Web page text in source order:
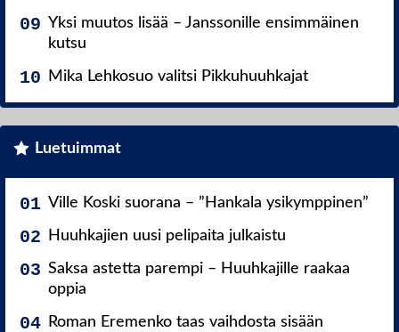
Yksi muutos lisää – Janssonille ensimmäinen
kutsu
Mika Lehkosuo valitsi Pikkuhuuhkajat
Luetuimmat
Ville Koski suorana – ”Hankala ysikymppinen”
Huuhkajien uusi pelipaita julkaistu
Saksa astetta parempi – Huuhkajille raakaa
oppia
Roman Eremenko taas vaihdosta sisään